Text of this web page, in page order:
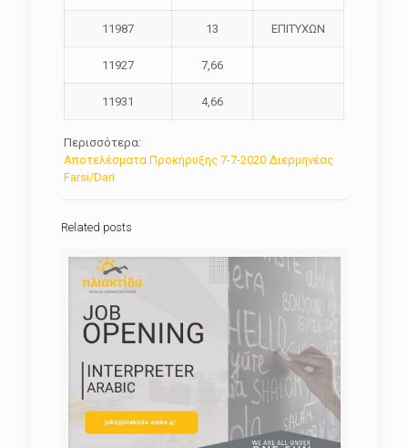
11987 13 ΕΠΙΤΥΧΩΝ
11927 7,66
11931 4,66
Περισσότερα:
Αποτελέσματα Προκήρυξης 7-7-2020 Διερμηνέας
Farsi/Dari
Related posts